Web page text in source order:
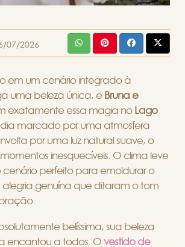
07/2026
em um cenário integrado à
uma beleza única, e Bruna e
exatamente essa magia no Lago
dia marcado por uma atmosfera
por uma luz natural suave, o
inesquecíveis. O clima leve
perfeito para emoldurar o
alegria genuína que ditaram o tom
belíssima, sua beleza
encantou a todos. O vestido de